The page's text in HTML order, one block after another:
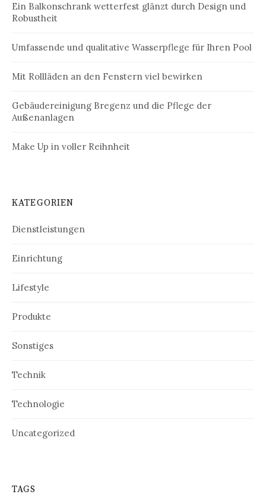
Ein Balkonschrank wetterfest glänzt durch Design und
Robustheit
Umfassende und qualitative Wasserpflege für Ihren Pool
Mit Rollläden an den Fenstern viel bewirken
Gebäudereinigung Bregenz und die Pflege der
Außenanlagen
Make Up in voller Reihnheit
KATEGORIEN
Dienstleistungen
Einrichtung
Lifestyle
Produkte
Sonstiges
Technik
Technologie
Uncategorized
TAGS